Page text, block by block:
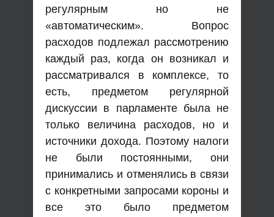
регулярным но не
«автоматическим». Вопрос
расходов подлежал рассмотрению
каждый раз, когда он возникал и
рассматривался в комплексе, то
есть, предметом регулярной
дискуссии в парламенте была не
только величина расходов, но и
источники дохода. Поэтому налоги
не были постоянными, они
принимались и отменялись в связи
с конкретными запросами короны и
все это было предметом